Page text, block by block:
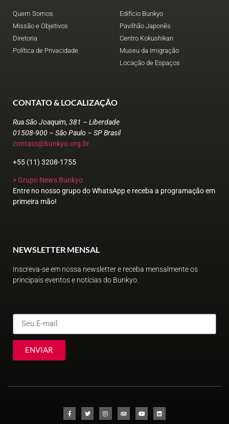
Quem Somos
Missão e Objetivos
Diretoria
Política de Privacidade
Edifício Bunkyo
Pavilhão Japonês
Centro Kokushikan
Museu da Imigração
Locação de Espaços
CONTATO & LOCALIZAÇÃO
Rua São Joaquim, 381 – Liberdade
01508-900 – São Paulo – SP Brasil
contato@bunkyo.org.br
+55 (11) 3208-1755
> Grupo News Bunkyo
Entre no nosso grupo do WhatsApp e receba a programação em
primeira mão!
NEWSLETTER MENSAL
Inscreva-se em nossa newsletter e receba mensalmente os
principais eventos e notícias do Bunkyo.
ENVIAR